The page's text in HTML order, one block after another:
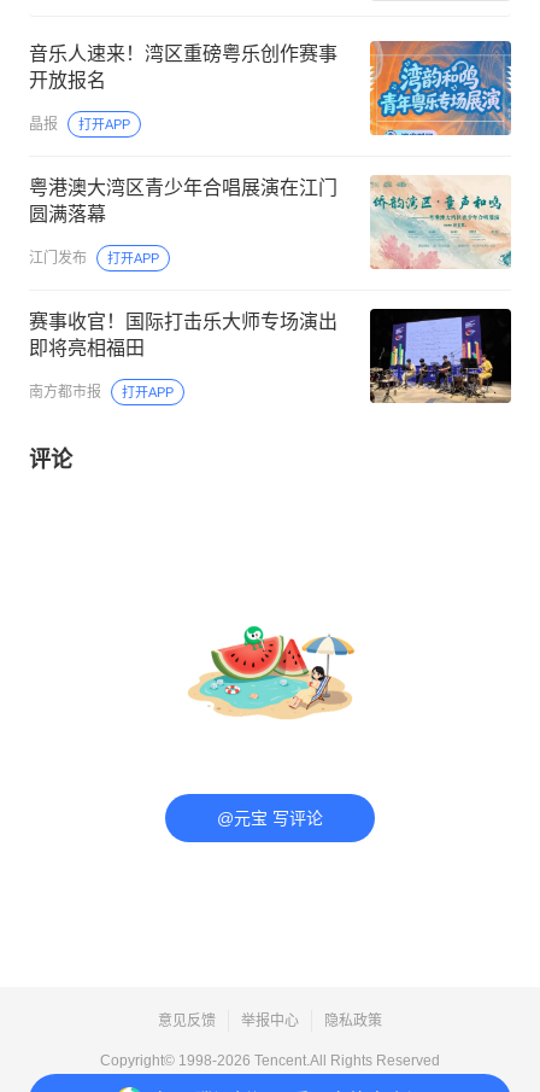
音乐人速来！湾区重磅粤乐创作赛事
开放报名
晶报 打开APP
粤港澳大湾区青少年合唱展演在江门
圆满落幕
江门发布 打开APP
赛事收官！国际打击乐大师专场演出
即将亮相福田
南方都市报 打开APP
评论
@元宝 写评论
意见反馈 举报中心 隐私政策
Copyright© 1998-2026 Tencent.All Rights Reserved